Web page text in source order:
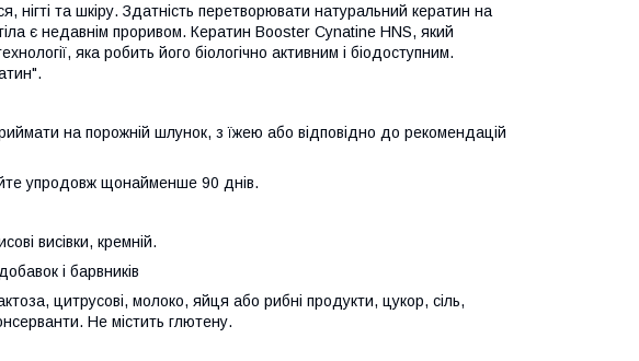
та шкіру. Здатність перетворювати натуральний кератин на
є недавнім проривом. Кератин Booster Cynatine HNS, який
яка робить його біологічно активним і біодоступним.
на порожній шлунок, з їжею або відповідно до рекомендацій
упродовж щонайменше 90 днів.
висівки, кремній.
і барвників
цитрусові, молоко, яйця або рибні продукти, цукор, сіль,
Не містить глютену.